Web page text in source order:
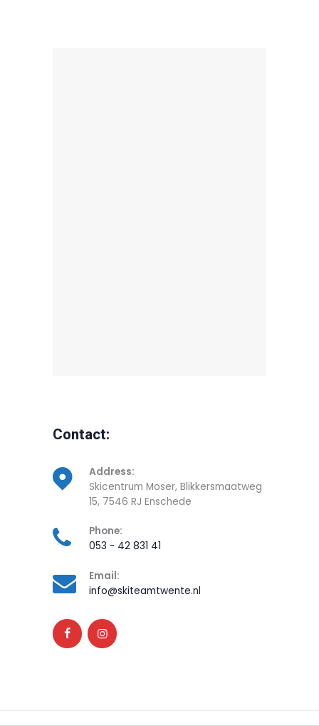
Contact:
Address:
Skicentrum Moser, Blikkersmaatweg
15, 7546 RJ Enschede
Phone:
053 - 42 831 41
Email:
info@skiteamtwente.nl